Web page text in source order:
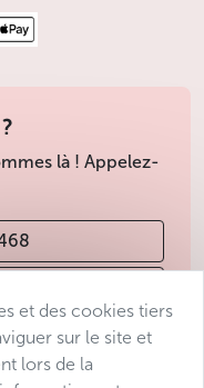
là ! Appelez-
et des cookies tiers
sur le site et
lors de la